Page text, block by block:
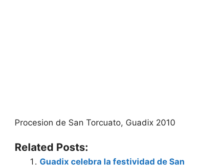
Procesion de San Torcuato, Guadix 2010
Related Posts:
Guadix celebra la festividad de San